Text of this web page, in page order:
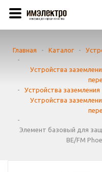
Главная - Каталог -
-
Устройства
-
Устройства заземления
Устройства
-
Элемент базовый для
BE/FM